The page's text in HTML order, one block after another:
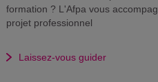
formation ? L'Afpa vous
projet professionnel
Laissez-vous guider